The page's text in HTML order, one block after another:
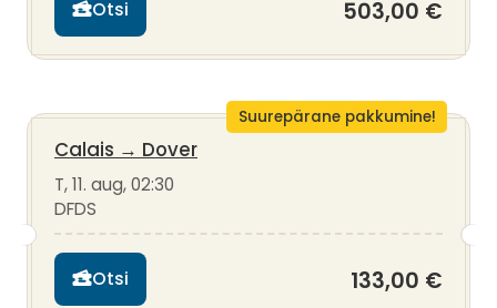
Otsi 503,00 €
Suurepärane pakkumine!
Calais → Dover
T, 11. aug, 02:30
DFDS
Otsi 133,00 €